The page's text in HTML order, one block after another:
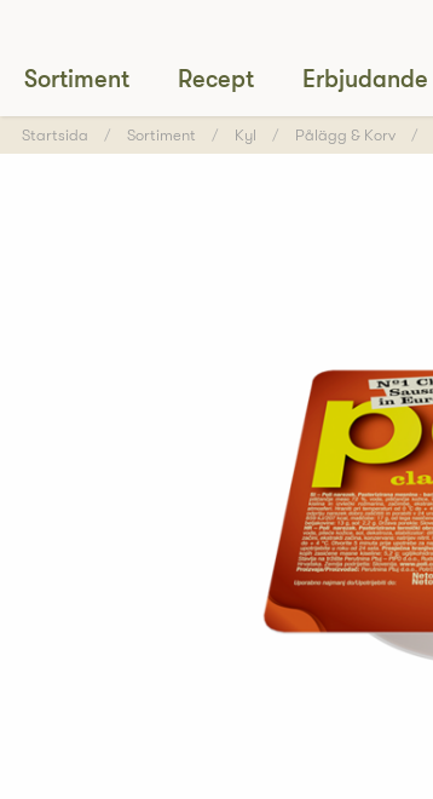
Sortiment Recept Erbjudande
Startsida Sortiment Kyl Pålägg & Korv